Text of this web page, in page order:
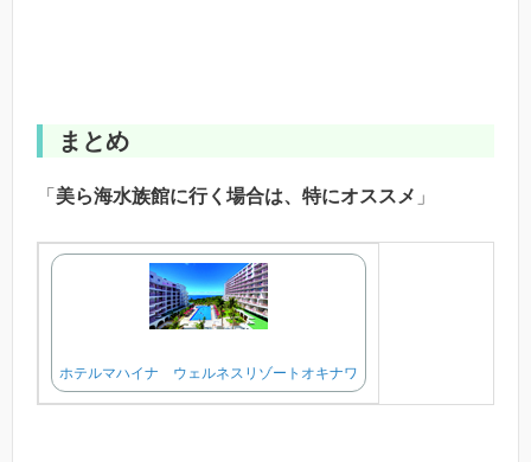
まとめ
「 美ら海水族館に行く場合は、特にオススメ 」
ホテルマハイナ ウェルネスリゾートオキナワ